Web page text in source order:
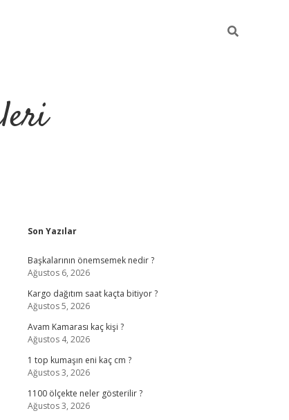
Sidebar
Son Yazılar
Başkalarının önemsemek nedir ?
Ağustos 6, 2026
Kargo dağıtım saat kaçta bitiyor ?
Ağustos 5, 2026
Avam Kamarası kaç kişi ?
Ağustos 4, 2026
1 top kumaşın eni kaç cm ?
Ağustos 3, 2026
1100 ölçekte neler gösterilir ?
Ağustos 3, 2026